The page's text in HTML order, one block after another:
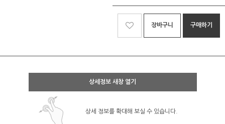
장바구니 구매하기
상세정보 새창 열기
상세 정보를 확대해 보실 수 있습니다.